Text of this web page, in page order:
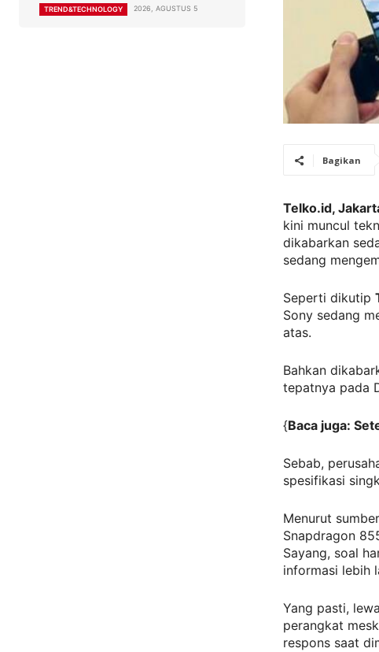
TREND&TECHNOLOGY 2026, AGUSTUS 5
Bagikan
Telko.id,
kini muncul
dikabarkan
sedang
Seperti dikutip
Sony sedang
atas.
Bahkan
tepatnya pada
{Baca juga:
Sebab,
spesifikasi
Menurut
Snapdragon
Sayang, soal
informasi lebih
Yang pasti,
perangkat
respons saat